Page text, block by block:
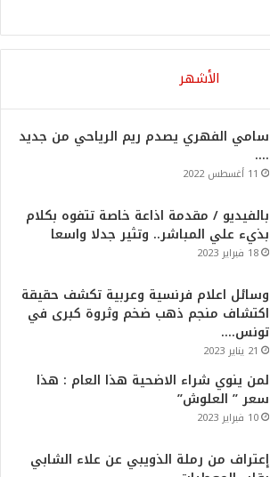
الأشهر
سامي الفهري يصدم ريم الرياحي من جديد
….
11 أغسطس 2022
بالفيديو / مقدمة اذاعة خاصة تتفوه بكلام
بذيء علي المباشر.. وتثير جدلا واسعا
18 فبراير 2023
وسائل اعلام فرنسية وعربية تكشف حقيقة
اكتشاف منجم ذهب ضخم وثروة كبرى في
تونس….
21 يناير 2023
لمن ينوي شراء الاضحية هذا العام : هذا
سعر ” العلوش”
10 فبراير 2023
إعتراف من رملة الذويبي عن علاء الشابي